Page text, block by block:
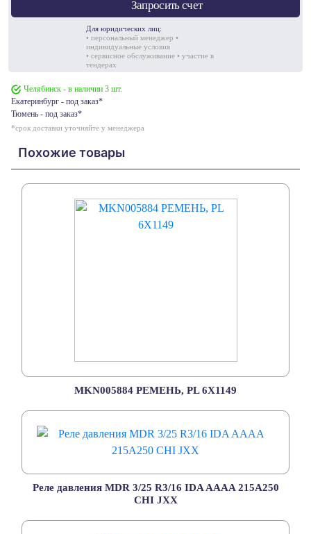
Запросить счет
Для юридических лиц:
• персональный менеджер •
индивидуальные условия
• сервисное обслуживание • участие в
тендерах
Челябинск - в наличии 3 шт.
Екатеринбург - под заказ*
Тюмень - под заказ*
*срок доставки уточняйте у менеджера
Похожие товары
MKN005884 РЕМЕНЬ, PL 6X1149
Реле давления MDR 3/25 R3/16 IDA AAAA 215A250
CHI JXX